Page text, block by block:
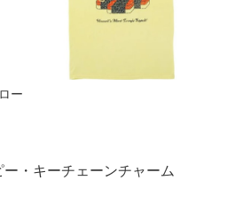
ー
・キーチェーンチャーム